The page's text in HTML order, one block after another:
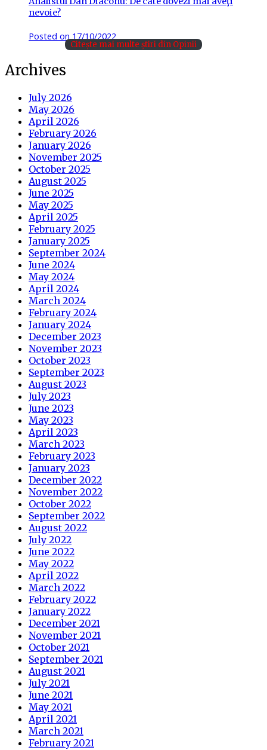
nevoie?
Posted on 17/10/2022
Citește mai multe știri din Opinii
Archives
July 2026
May 2026
April 2026
February 2026
January 2026
November 2025
October 2025
August 2025
June 2025
May 2025
April 2025
February 2025
January 2025
September 2024
June 2024
May 2024
April 2024
March 2024
February 2024
January 2024
December 2023
November 2023
October 2023
September 2023
August 2023
July 2023
June 2023
May 2023
April 2023
March 2023
February 2023
January 2023
December 2022
November 2022
October 2022
September 2022
August 2022
July 2022
June 2022
May 2022
April 2022
March 2022
February 2022
January 2022
December 2021
November 2021
October 2021
September 2021
August 2021
July 2021
June 2021
May 2021
April 2021
March 2021
February 2021